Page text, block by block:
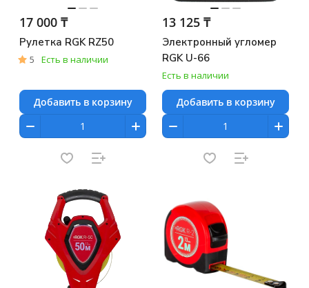
17 000 ₸
Рулетка RGK RZ50
5 Есть в наличии
Добавить в корзину
13 125 ₸
Электронный угломер
RGK U-66
Есть в наличии
Добавить в корзину